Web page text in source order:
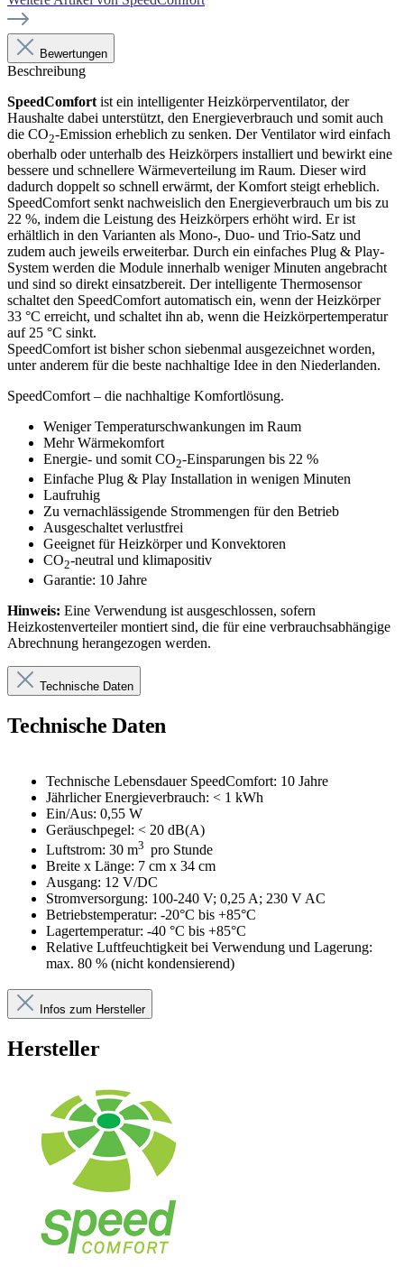
Bewertungen
Beschreibung
SpeedComfort ist ein intelligenter Heizkörperventilator, der
Haushalte dabei unterstützt, den Energieverbrauch und somit auch
die CO2-Emission erheblich zu senken. Der Ventilator wird einfach
oberhalb oder unterhalb des Heizkörpers installiert und bewirkt eine
bessere und schnellere Wärmeverteilung im Raum. Dieser wird
dadurch doppelt so schnell erwärmt, der Komfort steigt erheblich.
SpeedComfort senkt nachweislich den Energieverbrauch um bis zu
22 %, indem die Leistung des Heizkörpers erhöht wird. Er ist
erhältlich in den Varianten als Mono-, Duo- und Trio-Satz und
zudem auch jeweils erweiterbar. Durch ein einfaches Plug & Play-
System werden die Module innerhalb weniger Minuten angebracht
und sind so direkt einsatzbereit. Der intelligente Thermosensor
schaltet den SpeedComfort automatisch ein, wenn der Heizkörper
33 °C erreicht, und schaltet ihn ab, wenn die Heizkörpertemperatur
auf 25 °C sinkt.
SpeedComfort ist bisher schon siebenmal ausgezeichnet worden,
unter anderem für die beste nachhaltige Idee in den Niederlanden.
SpeedComfort – die nachhaltige Komfortlösung.
Weniger Temperaturschwankungen im Raum
Mehr Wärmekomfort
Energie- und somit CO2-Einsparungen bis 22 %
Einfache Plug & Play Installation in wenigen Minuten
Laufruhig
Zu vernachlässigende Strommengen für den Betrieb
Ausgeschaltet verlustfrei
Geeignet für Heizkörper und Konvektoren
CO2-neutral und klimapositiv
Garantie: 10 Jahre
Hinweis: Eine Verwendung ist ausgeschlossen, sofern
Heizkostenverteiler montiert sind, die für eine verbrauchsabhängige
Abrechnung herangezogen werden.
Technische Daten
Technische Daten
Technische Lebensdauer SpeedComfort: 10 Jahre
Jährlicher Energieverbrauch: < 1 kWh
Ein/Aus: 0,55 W
Geräuschpegel: < 20 dB(A)
Luftstrom: 30 m3 pro Stunde
Breite x Länge: 7 cm x 34 cm
Ausgang: 12 V/DC
Stromversorgung: 100-240 V; 0,25 A; 230 V AC
Betriebstemperatur: -20°C bis +85°C
Lagertemperatur: -40 °C bis +85°C
Relative Luftfeuchtigkeit bei Verwendung und Lagerung:
max. 80 % (nicht kondensierend)
Infos zum Hersteller
Hersteller